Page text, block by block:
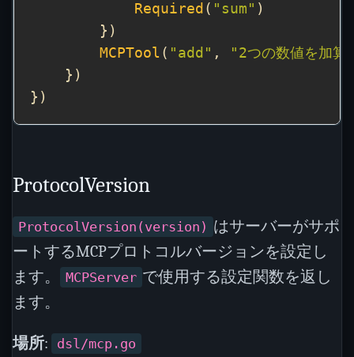
Required ( "sum"
MCPTool ( "add" ,
"2つの数値を加算
ProtocolVersion
ProtocolVersion(version) はサーバーがサポ
ートするMCPプロトコルバージョンを設定し
ます。
MCPServer で使用する設定関数を返し
ます。
場所: dsl/mcp.go